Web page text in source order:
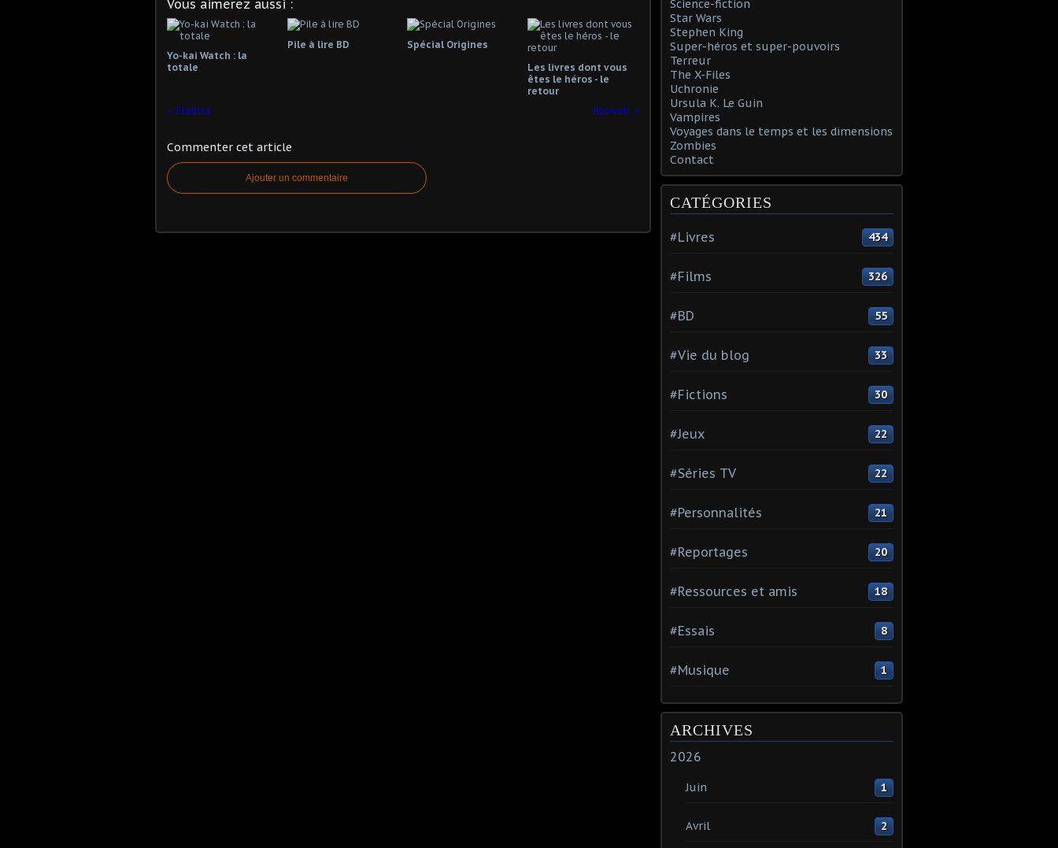
Vous aimerez aussi :
Yo-kai Watch : la
totale
Pile à lire BD
Spécial Origines
Les livres dont vous
êtes le héros - le
retour
Elektra
Roswell
Commenter cet article
Ajouter un commentaire
Science-fiction
Star Wars
Stephen King
Super-héros et super-pouvoirs
Terreur
The X-Files
Uchronie
Ursula K. Le Guin
Vampires
Voyages dans le temps et les dimensions
Zombies
Contact
CATÉGORIES
#Livres 434
#Films 326
#BD 55
#Vie du blog 33
#Fictions 30
#Jeux 22
#Séries TV 22
#Personnalités 21
#Reportages 20
#Ressources et amis 18
#Essais 8
#Musique 1
ARCHIVES
2026
Juin 1
Avril 2